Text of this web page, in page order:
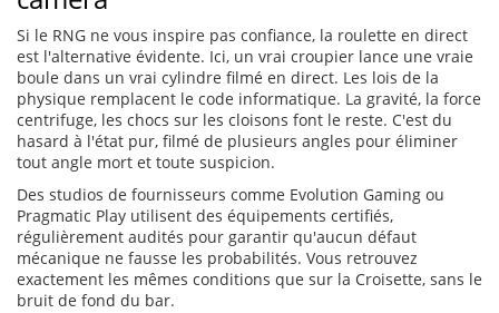
Si le RNG ne vous inspire pas confiance, la roulette en direct
est l'alternative évidente. Ici, un vrai croupier lance une vraie
boule dans un vrai cylindre filmé en direct. Les lois de la
physique remplacent le code informatique. La gravité, la force
centrifuge, les chocs sur les cloisons font le reste. C'est du
hasard à l'état pur, filmé de plusieurs angles pour éliminer
tout angle mort et toute suspicion.
Des studios de fournisseurs comme Evolution Gaming ou
Pragmatic Play utilisent des équipements certifiés,
régulièrement audités pour garantir qu'aucun défaut
mécanique ne fausse les probabilités. Vous retrouvez
exactement les mêmes conditions que sur la Croisette, sans le
bruit de fond du bar.